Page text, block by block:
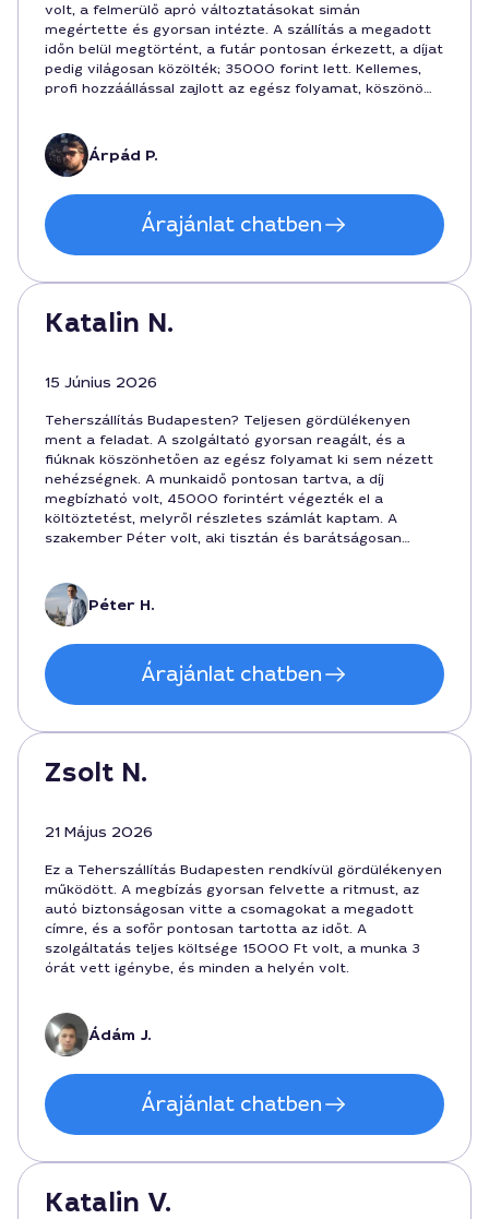
volt, a felmerülő apró változtatásokat simán
megértette és gyorsan intézte. A szállítás a megadott
időn belül megtörtént, a futár pontosan érkezett, a díjat
pedig világosan közölték; 35000 forint lett. Kellemes,
profi hozzáállással zajlott az egész folyamat, köszönöm
Árpád P.
Árajánlat chatben
Katalin N.
15 Június 2026
Teherszállítás Budapesten? Teljesen gördülékenyen
ment a feladat. A szolgáltató gyorsan reagált, és a
fiúknak köszönhetően az egész folyamat ki sem nézett
nehézségnek. A munkaidő pontosan tartva, a díj
megbízható volt, 45000 forintért végezték el a
költöztetést, melyről részletes számlát kaptam. A
szakember Péter volt, aki tisztán és barátságosan
Budapesten.Péter H.
Árajánlat chatben
Zsolt N.
21 Május 2026
Ez a Teherszállítás Budapesten rendkívül gördülékenyen
működött. A megbízás gyorsan felvette a ritmust, az
autó biztonságosan vitte a csomagokat a megadott
címre, és a sofőr pontosan tartotta az időt. A
szolgáltatás teljes költsége 15000 Ft volt, a munka 3
órát vett igénybe, és minden a helyén volt.
Ádám J.
Árajánlat chatben
Katalin V.